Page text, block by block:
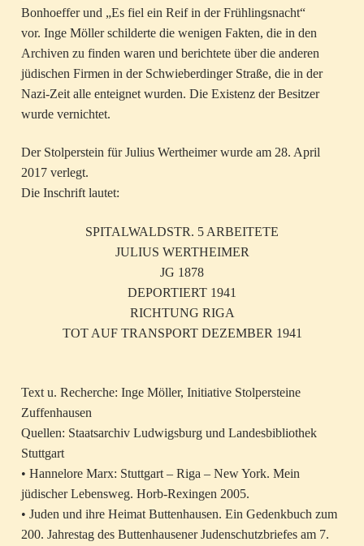
Bonhoeffer und „Es fiel ein Reif in der Frühlingsnacht“
vor. Inge Möller schilderte die wenigen Fakten, die in den
Archiven zu finden waren und berichtete über die anderen
jüdischen Firmen in der Schwieberdinger Straße, die in der
Nazi-Zeit alle enteignet wurden. Die Existenz der Besitzer
wurde vernichtet.
Der Stolperstein für Julius Wertheimer wurde am 28. April
2017 verlegt.
Die Inschrift lautet:
SPITALWALDSTR. 5 ARBEITETE
JULIUS WERTHEIMER
JG 1878
DEPORTIERT 1941
RICHTUNG RIGA
TOT AUF TRANSPORT DEZEMBER 1941
Text u. Recherche: Inge Möller, Initiative Stolpersteine
Zuffenhausen
Quellen: Staatsarchiv Ludwigsburg und Landesbibliothek
Stuttgart
• Hannelore Marx: Stuttgart – Riga – New York. Mein
jüdischer Lebensweg. Horb-Rexingen 2005.
• Juden und ihre Heimat Buttenhausen. Ein Gedenkbuch zum
200. Jahrestag des Buttenhausener Judenschutzbriefes am 7.